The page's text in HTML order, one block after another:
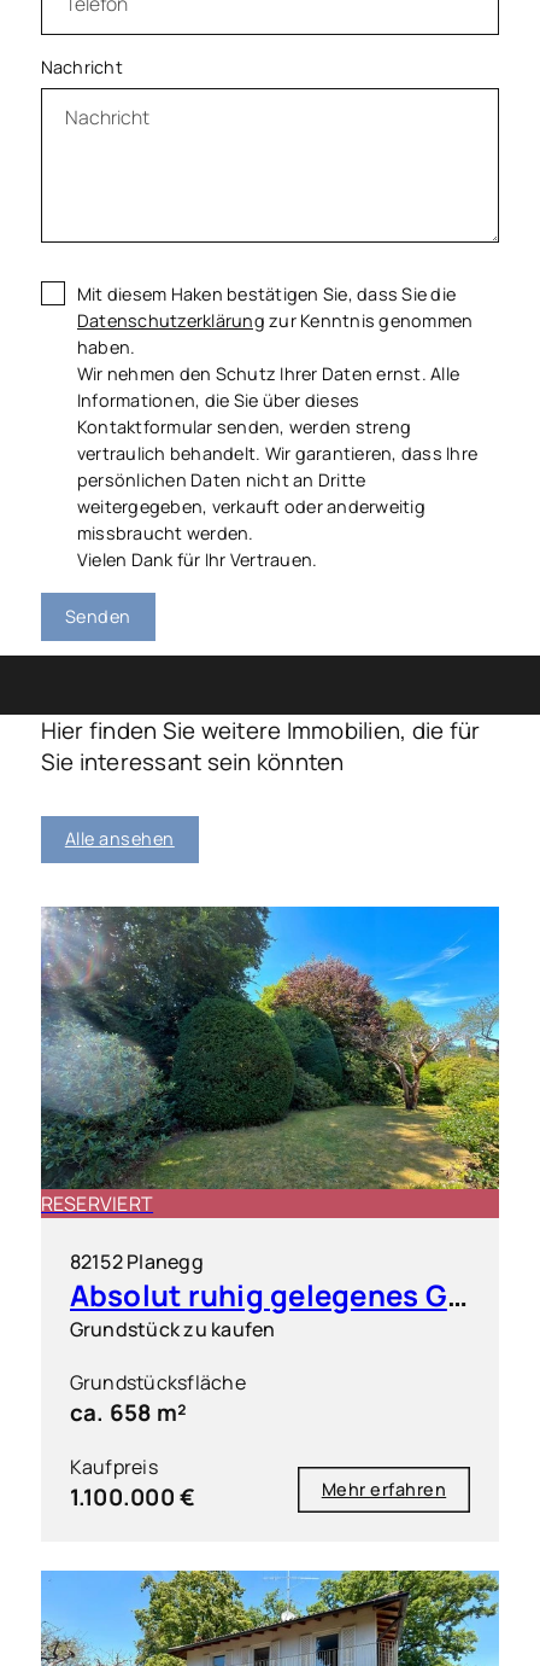
Nachricht
Mit diesem Haken bestätigen Sie, dass Sie die
Datenschutzerklärung zur Kenntnis genommen
haben.
Wir nehmen den Schutz Ihrer Daten ernst. Alle
Informationen, die Sie über dieses
Kontaktformular senden, werden streng
vertraulich behandelt. Wir garantieren, dass Ihre
persönlichen Daten nicht an Dritte
weitergegeben, verkauft oder anderweitig
missbraucht werden.
Vielen Dank für Ihr Vertrauen.
Senden
Hier finden Sie weitere Immobilien, die für
Sie interessant sein könnten
Alle ansehen
RESERVIERT
82152 Planegg
Absolut ruhig gelegenes Grundstück in exklusiver Wohnlage
Grundstück zu kaufen
Grundstücksfläche
ca. 658 m²
Kaufpreis
1.100.000 € Mehr erfahren